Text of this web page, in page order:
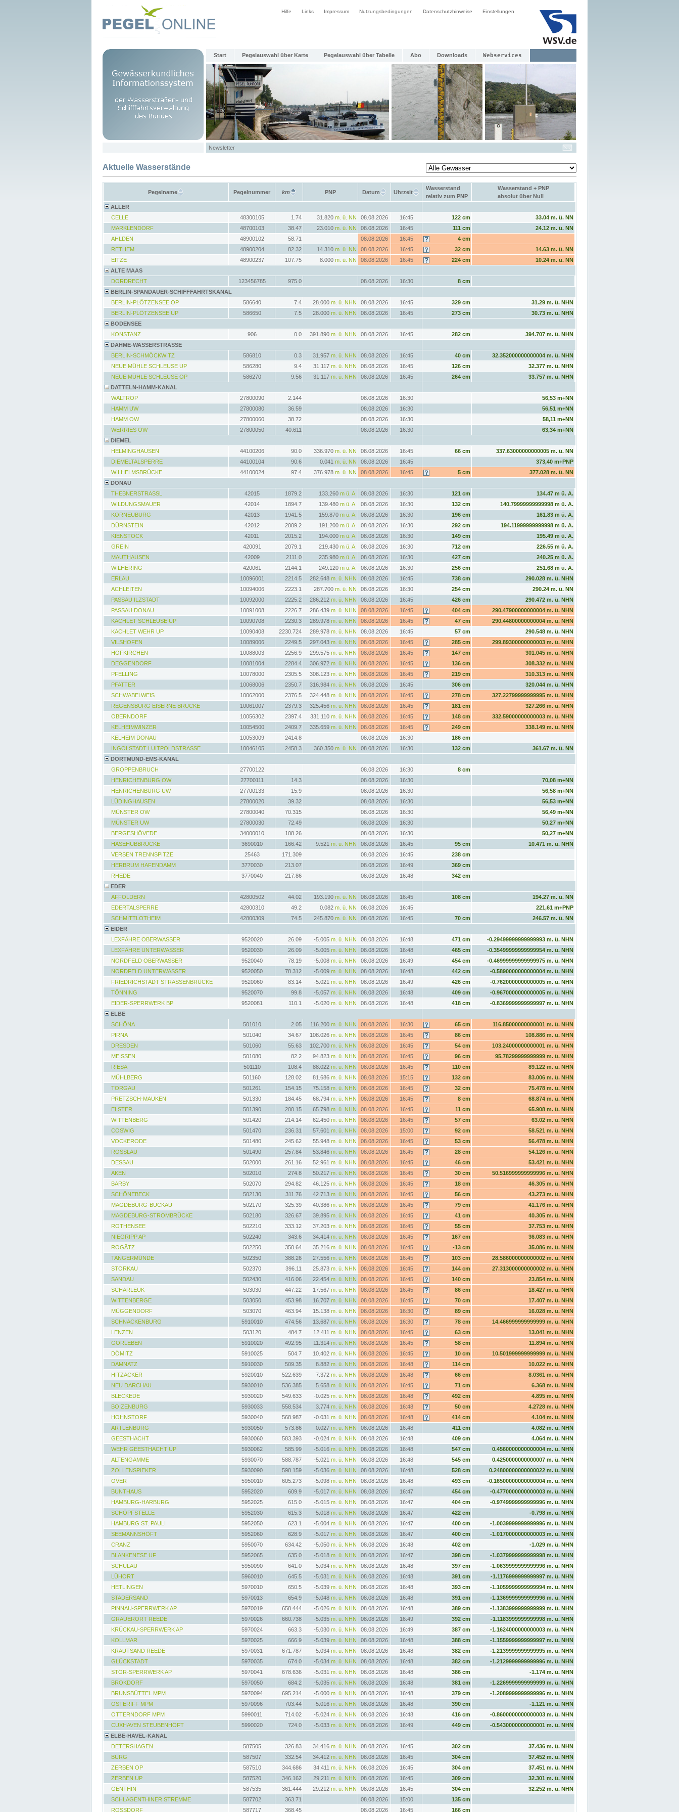
Hilfe Links Impressum Nutzungsbedingungen Datenschutzhinweise Einstellungen
Start Pegelauswahl über Karte Pegelauswahl über Tabelle Abo Downloads Webservices
Newsletter
Aktuelle Wasserstände
Pegelname Pegelnummer km PNP Datum Uhrzeit
Wasserstand
relativ zum PNP
Wasserstand + PNP
absolut über Null
ALLER
CELLE
48300105 1.74 31.820 m. ü. NN 08.08.2026 16:45 122 cm
33.04 m. ü. NN
MARKLENDORF
48700103 38.47 23.010 m. ü. NN 08.08.2026 16:45 111 cm
24.12 m. ü. NN
AHLDEN
48900102 58.71 08.08.2026 16:45
4 cm
RETHEM
48900204 82.32 14.310 m. ü. NN 08.08.2026 16:45 32 cm
14.63 m. ü. NN
EITZE
48900237 107.75 8.000 m. ü. NN 08.08.2026 16:45 224 cm
10.24 m. ü. NN
ALTE MAAS
DORDRECHT
123456785 975.0 08.08.2026 16:30
8 cm
BERLIN-SPANDAUER-SCHIFFFAHRTSKANAL
BERLIN-PLÖTZENSEE OP
586640 7.4 28.000 m. ü. NHN 08.08.2026 16:45 329 cm
31.29 m. ü. NHN
BERLIN-PLÖTZENSEE UP
586650 7.5 28.000 m. ü. NHN 08.08.2026 16:45 273 cm
30.73 m. ü. NHN
BODENSEE
KONSTANZ
906 0.0 391.890 m. ü. NHN 08.08.2026 16:45 282 cm
394.707 m. ü. NHN
DAHME-WASSERSTRASSE
BERLIN-SCHMÖCKWITZ
586810 0.3 31.957 m. ü. NHN 08.08.2026 16:45 40 cm
32.352000000000004 m. ü. NHN
NEUE MÜHLE SCHLEUSE UP
586280 9.4 31.117 m. ü. NHN 08.08.2026 16:45 126 cm
32.377 m. ü. NHN
NEUE MÜHLE SCHLEUSE OP
586270 9.56 31.117 m. ü. NHN 08.08.2026 16:45 264 cm
33.757 m. ü. NHN
DATTELN-HAMM-KANAL
WALTROP
27800090 2.144 08.08.2026 16:30
56,53 m+NN
HAMM UW
27800080 36.59 08.08.2026 16:30
56,51 m+NN
HAMM OW
27800060 38.72 08.08.2026 16:30
58,11 m+NN
WERRIES OW
27800050 40.611 08.08.2026 16:30
63,34 m+NN
DIEMEL
HELMINGHAUSEN
44100206 90.0 336.970 m. ü. NN 08.08.2026 16:45 66 cm
337.63000000000005 m. ü. NN
DIEMELTALSPERRE
44100104 90.6 0.041 m. ü. NN 08.08.2026 16:45
373,40 m+PNP
WILHELMSBRÜCKE
44100024 97.4 376.978 m. ü. NN 08.08.2026 16:45 5 cm
377.028 m. ü. NN
DONAU
THEBNERSTRASSL
42015 1879.2 133.260 m ü. A. 08.08.2026 16:30 121 cm
134.47 m ü. A.
WILDUNGSMAUER
42014 1894.7 139.480 m ü. A. 08.08.2026 16:30 132 cm
140.79999999999998 m ü. A.
KORNEUBURG
42013 1941.5 159.870 m ü. A. 08.08.2026 16:30 196 cm
161.83 m ü. A.
DÜRNSTEIN
42012 2009.2 191.200 m ü. A. 08.08.2026 16:30 292 cm
194.11999999999998 m ü. A.
KIENSTOCK
42011 2015.2 194.000 m ü. A. 08.08.2026 16:30 149 cm
195.49 m ü. A.
GREIN
420091 2079.1 219.430 m ü. A. 08.08.2026 16:30 712 cm
226.55 m ü. A.
MAUTHAUSEN
42009 2111.0 235.980 m ü. A. 08.08.2026 16:30 427 cm
240.25 m ü. A.
WILHERING
420061 2144.1 249.120 m ü. A. 08.08.2026 16:30 256 cm
251.68 m ü. A.
ERLAU
10096001 2214.5 282.648 m. ü. NHN 08.08.2026 16:45 738 cm
290.028 m. ü. NHN
ACHLEITEN
10094006 2223.1 287.700 m. ü. NN 08.08.2026 16:30 254 cm
290.24 m. ü. NN
PASSAU ILZSTADT
10092000 2225.2 286.212 m. ü. NHN 08.08.2026 16:45 426 cm
290.472 m. ü. NHN
PASSAU DONAU
10091008 2226.7 286.439 m. ü. NHN 08.08.2026 16:45 404 cm
290.47900000000004 m. ü. NHN
KACHLET SCHLEUSE UP
10090708 2230.3 289.978 m. ü. NHN 08.08.2026 16:45 47 cm
290.44800000000004 m. ü. NHN
KACHLET WEHR UP
10090408 2230.724 289.978 m. ü. NHN 08.08.2026 16:45 57 cm
290.548 m. ü. NHN
VILSHOFEN
10089006 2249.5 297.043 m. ü. NHN 08.08.2026 16:45 285 cm
299.89300000000003 m. ü. NHN
HOFKIRCHEN
10088003 2256.9 299.575 m. ü. NHN 08.08.2026 16:45 147 cm
301.045 m. ü. NHN
DEGGENDORF
10081004 2284.4 306.972 m. ü. NHN 08.08.2026 16:45 136 cm
308.332 m. ü. NHN
PFELLING
10078000 2305.5 308.123 m. ü. NHN 08.08.2026 16:45 219 cm
310.313 m. ü. NHN
PFATTER
10068006 2350.7 316.984 m. ü. NHN 08.08.2026 16:45 306 cm
320.044 m. ü. NHN
SCHWABELWEIS
10062000 2376.5 324.448 m. ü. NHN 08.08.2026 16:45 278 cm
327.22799999999995 m. ü. NHN
REGENSBURG EISERNE BRÜCKE
10061007 2379.3 325.456 m. ü. NHN 08.08.2026 16:45 181 cm
327.266 m. ü. NHN
OBERNDORF
10056302 2397.4 331.110 m. ü. NHN 08.08.2026 16:45 148 cm
332.59000000000003 m. ü. NHN
KELHEIMWINZER
10054500 2409.7 335.659 m. ü. NHN 08.08.2026 16:45 249 cm
338.149 m. ü. NHN
KELHEIM DONAU
10053009 2414.8 08.08.2026 16:30
186 cm
INGOLSTADT LUITPOLDSTRASSE
10046105 2458.3 360.350 m. ü. NN 08.08.2026 16:30 132 cm
361.67 m. ü. NN
DORTMUND-EMS-KANAL
GROPPENBRUCH
27700122 08.08.2026 16:30
8 cm
HENRICHENBURG OW
27700111 14.3 08.08.2026 16:30
70,08 m+NN
HENRICHENBURG UW
27700133 15.9 08.08.2026 16:30
56,58 m+NN
LÜDINGHAUSEN
27800020 39.32 08.08.2026 16:30
56,53 m+NN
MÜNSTER OW
27800040 70.315 08.08.2026 16:30
56,49 m+NN
MÜNSTER UW
27800030 72.49 08.08.2026 16:30
50,27 m+NN
BERGESHÖVEDE
34000010 108.26 08.08.2026 16:30
50,27 m+NN
HASEHUBBRÜCKE
3690010 166.42 9.521 m. ü. NHN 08.08.2026 16:45 95 cm
10.471 m. ü. NHN
VERSEN TRENNSPITZE
25463 171.309 08.08.2026 16:45
238 cm
HERBRUM HAFENDAMM
3770030 213.07 08.08.2026 16:49
369 cm
RHEDE
3770040 217.86 08.08.2026 16:48
342 cm
EDER
AFFOLDERN
42800502 44.02 193.190 m. ü. NN 08.08.2026 16:45 108 cm
194.27 m. ü. NN
EDERTALSPERRE
42800310 49.2 0.082 m. ü. NN 08.08.2026 16:45
221,61 m+PNP
SCHMITTLOTHEIM
42800309 74.5 245.870 m. ü. NN 08.08.2026 16:45 70 cm
246.57 m. ü. NN
EIDER
LEXFÄHRE OBERWASSER
9520020 26.09 -5.005 m. ü. NHN 08.08.2026 16:48 471 cm
-0.29499999999999993 m. ü. NHN
LEXFÄHRE UNTERWASSER
9520030 26.09 -5.005 m. ü. NHN 08.08.2026 16:48 465 cm
-0.35499999999999954 m. ü. NHN
NORDFELD OBERWASSER
9520040 78.19 -5.008 m. ü. NHN 08.08.2026 16:49 454 cm
-0.46999999999999975 m. ü. NHN
NORDFELD UNTERWASSER
9520050 78.312 -5.009 m. ü. NHN 08.08.2026 16:48 442 cm
-0.5890000000000004 m. ü. NHN
FRIEDRICHSTADT STRASSENBRÜCKE
9520060 83.14 -5.021 m. ü. NHN 08.08.2026 16:49 426 cm
-0.7620000000000005 m. ü. NHN
TÖNNING
9520070 99.8 -5.057 m. ü. NHN 08.08.2026 16:48 409 cm
-0.9670000000000005 m. ü. NHN
EIDER-SPERRWERK BP
9520081 110.1 -5.020 m. ü. NHN 08.08.2026 16:48 418 cm
-0.8369999999999997 m. ü. NHN
ELBE
SCHÖNA
501010 2.05 116.200 m. ü. NHN 08.08.2026 16:30 65 cm
116.85000000000001 m. ü. NHN
PIRNA
501040 34.67 108.026 m. ü. NHN 08.08.2026 16:45 86 cm
108.886 m. ü. NHN
DRESDEN
501060 55.63 102.700 m. ü. NHN 08.08.2026 16:45 54 cm
103.24000000000001 m. ü. NHN
MEISSEN
501080 82.2 94.823 m. ü. NHN 08.08.2026 16:45 96 cm
95.78299999999999 m. ü. NHN
RIESA
501110 108.4 88.022 m. ü. NHN 08.08.2026 16:45 110 cm
89.122 m. ü. NHN
MÜHLBERG
501160 128.02 81.686 m. ü. NHN 08.08.2026 15:15 132 cm
83.006 m. ü. NHN
TORGAU
501261 154.15 75.158 m. ü. NHN 08.08.2026 16:45 32 cm
75.478 m. ü. NHN
PRETZSCH-MAUKEN
501330 184.45 68.794 m. ü. NHN 08.08.2026 16:45 8 cm
68.874 m. ü. NHN
ELSTER
501390 200.15 65.798 m. ü. NHN 08.08.2026 16:45 11 cm
65.908 m. ü. NHN
WITTENBERG
501420 214.14 62.450 m. ü. NHN 08.08.2026 16:45 57 cm
63.02 m. ü. NHN
COSWIG
501470 236.31 57.601 m. ü. NHN 08.08.2026 15:00 92 cm
58.521 m. ü. NHN
VOCKERODE
501480 245.62 55.948 m. ü. NHN 08.08.2026 16:45 53 cm
56.478 m. ü. NHN
ROSSLAU
501490 257.84 53.846 m. ü. NHN 08.08.2026 16:45 28 cm
54.126 m. ü. NHN
DESSAU
502000 261.16 52.961 m. ü. NHN 08.08.2026 16:45 46 cm
53.421 m. ü. NHN
AKEN
502010 274.8 50.217 m. ü. NHN 08.08.2026 16:45 30 cm
50.516999999999996 m. ü. NHN
BARBY
502070 294.82 46.125 m. ü. NHN 08.08.2026 16:45 18 cm
46.305 m. ü. NHN
SCHÖNEBECK
502130 311.76 42.713 m. ü. NHN 08.08.2026 16:45 56 cm
43.273 m. ü. NHN
MAGDEBURG-BUCKAU
502170 325.39 40.386 m. ü. NHN 08.08.2026 16:45 79 cm
41.176 m. ü. NHN
MAGDEBURG-STROMBRÜCKE
502180 326.67 39.895 m. ü. NHN 08.08.2026 16:45 41 cm
40.305 m. ü. NHN
ROTHENSEE
502210 333.12 37.203 m. ü. NHN 08.08.2026 16:45 55 cm
37.753 m. ü. NHN
NIEGRIPP AP
502240 343.6 34.414 m. ü. NHN 08.08.2026 16:45 167 cm
36.083 m. ü. NHN
ROGÄTZ
502250 350.64 35.216 m. ü. NHN 08.08.2026 16:45 -13 cm
35.086 m. ü. NHN
TANGERMÜNDE
502350 388.26 27.556 m. ü. NHN 08.08.2026 16:45 103 cm
28.586000000000002 m. ü. NHN
STORKAU
502370 396.11 25.873 m. ü. NHN 08.08.2026 16:45 144 cm
27.313000000000002 m. ü. NHN
SANDAU
502430 416.06 22.454 m. ü. NHN 08.08.2026 16:45 140 cm
23.854 m. ü. NHN
SCHARLEUK
503030 447.22 17.567 m. ü. NHN 08.08.2026 16:45 86 cm
18.427 m. ü. NHN
WITTENBERGE
503050 453.98 16.707 m. ü. NHN 08.08.2026 16:45 70 cm
17.407 m. ü. NHN
MÜGGENDORF
503070 463.94 15.138 m. ü. NHN 08.08.2026 16:30 89 cm
16.028 m. ü. NHN
SCHNACKENBURG
5910010 474.56 13.687 m. ü. NHN 08.08.2026 16:30 78 cm
14.466999999999999 m. ü. NHN
LENZEN
503120 484.7 12.411 m. ü. NHN 08.08.2026 16:45 63 cm
13.041 m. ü. NHN
GORLEBEN
5910020 492.95 11.314 m. ü. NHN 08.08.2026 16:45 58 cm
11.894 m. ü. NHN
DÖMITZ
5910025 504.7 10.402 m. ü. NHN 08.08.2026 16:45 10 cm
10.501999999999999 m. ü. NHN
DAMNATZ
5910030 509.35 8.882 m. ü. NHN 08.08.2026 16:48 114 cm
10.022 m. ü. NHN
HITZACKER
5920010 522.639 7.372 m. ü. NHN 08.08.2026 16:48 66 cm
8.0361 m. ü. NHN
NEU DARCHAU
5930010 536.385 5.658 m. ü. NHN 08.08.2026 16:45 71 cm
6.368 m. ü. NHN
BLECKEDE
5930020 549.633 -0.025 m. ü. NHN 08.08.2026 16:48 492 cm
4.895 m. ü. NHN
BOIZENBURG
5930033 558.534 3.774 m. ü. NHN 08.08.2026 16:48 50 cm
4.2728 m. ü. NHN
HOHNSTORF
5930040 568.987 -0.031 m. ü. NHN 08.08.2026 16:48 414 cm
4.104 m. ü. NHN
ARTLENBURG
5930050 573.86 -0.027 m. ü. NHN 08.08.2026 16:48 411 cm
4.082 m. ü. NHN
GEESTHACHT
5930060 583.393 -0.024 m. ü. NHN 08.08.2026 16:48 409 cm
4.064 m. ü. NHN
WEHR GEESTHACHT UP
5930062 585.99 -5.016 m. ü. NHN 08.08.2026 16:48 547 cm
0.4560000000000004 m. ü. NHN
ALTENGAMME
5930070 588.787 -5.021 m. ü. NHN 08.08.2026 16:48 545 cm
0.4250000000000007 m. ü. NHN
ZOLLENSPIEKER
5930090 598.159 -5.036 m. ü. NHN 08.08.2026 16:48 528 cm
0.24800000000000022 m. ü. NHN
OVER
5950010 605.273 -5.098 m. ü. NHN 08.08.2026 16:48 493 cm
-0.16500000000000004 m. ü. NHN
BUNTHAUS
5952020 609.9 -5.017 m. ü. NHN 08.08.2026 16:47 454 cm
-0.4770000000000003 m. ü. NHN
HAMBURG-HARBURG
5952025 615.0 -5.015 m. ü. NHN 08.08.2026 16:47 404 cm
-0.9749999999999996 m. ü. NHN
SCHÖPFSTELLE
5952030 615.3 -5.018 m. ü. NHN 08.08.2026 16:47 422 cm
-0.798 m. ü. NHN
HAMBURG ST. PAULI
5952050 623.1 -5.004 m. ü. NHN 08.08.2026 16:47 400 cm
-1.0039999999999996 m. ü. NHN
SEEMANNSHÖFT
5952060 628.9 -5.017 m. ü. NHN 08.08.2026 16:47 400 cm
-1.0170000000000003 m. ü. NHN
CRANZ
5950070 634.42 -5.050 m. ü. NHN 08.08.2026 16:48 402 cm
-1.029 m. ü. NHN
BLANKENESE UF
5952065 635.0 -5.018 m. ü. NHN 08.08.2026 16:47 398 cm
-1.0379999999999998 m. ü. NHN
SCHULAU
5950090 641.0 -5.034 m. ü. NHN 08.08.2026 16:48 397 cm
-1.0639999999999996 m. ü. NHN
LÜHORT
5960010 645.5 -5.031 m. ü. NHN 08.08.2026 16:48 391 cm
-1.1176999999999997 m. ü. NHN
HETLINGEN
5970010 650.5 -5.039 m. ü. NHN 08.08.2026 16:48 393 cm
-1.1059999999999994 m. ü. NHN
STADERSAND
5970013 654.9 -5.048 m. ü. NHN 08.08.2026 16:48 391 cm
-1.1369999999999996 m. ü. NHN
PINNAU-SPERRWERK AP
5970019 658.444 -5.026 m. ü. NHN 08.08.2026 16:48 389 cm
-1.1383999999999999 m. ü. NHN
GRAUERORT REEDE
5970026 660.738 -5.035 m. ü. NHN 08.08.2026 16:49 392 cm
-1.1183999999999998 m. ü. NHN
KRÜCKAU-SPERRWERK AP
5970024 663.3 -5.030 m. ü. NHN 08.08.2026 16:49 387 cm
-1.1624000000000003 m. ü. NHN
KOLLMAR
5970025 666.9 -5.039 m. ü. NHN 08.08.2026 16:48 388 cm
-1.1559999999999997 m. ü. NHN
KRAUTSAND REEDE
5970031 671.787 -5.034 m. ü. NHN 08.08.2026 16:48 382 cm
-1.2139999999999995 m. ü. NHN
GLÜCKSTADT
5970035 674.0 -5.034 m. ü. NHN 08.08.2026 16:48 382 cm
-1.2129999999999996 m. ü. NHN
STÖR-SPERRWERK AP
5970041 678.636 -5.031 m. ü. NHN 08.08.2026 16:48 386 cm
-1.174 m. ü. NHN
BROKDORF
5970050 684.2 -5.035 m. ü. NHN 08.08.2026 16:48 381 cm
-1.2269999999999999 m. ü. NHN
BRUNSBÜTTEL MPM
5970094 695.214 -5.000 m. ü. NHN 08.08.2026 16:48 379 cm
-1.2089999999999996 m. ü. NHN
OSTERIFF MPM
5970096 703.44 -5.016 m. ü. NHN 08.08.2026 16:48 390 cm
-1.121 m. ü. NHN
OTTERNDORF MPM
5990011 714.02 -5.024 m. ü. NHN 08.08.2026 16:48 416 cm
-0.8600000000000003 m. ü. NHN
CUXHAVEN STEUBENHÖFT
5990020 724.0 -5.033 m. ü. NHN 08.08.2026 16:49 449 cm
-0.5430000000000001 m. ü. NHN
ELBE-HAVEL-KANAL
DETERSHAGEN
587505 326.83 34.416 m. ü. NHN 08.08.2026 16:45 302 cm
37.436 m. ü. NHN
BURG
587507 332.54 34.412 m. ü. NHN 08.08.2026 16:45 304 cm
37.452 m. ü. NHN
ZERBEN OP
587510 344.686 34.411 m. ü. NHN 08.08.2026 16:45 304 cm
37.451 m. ü. NHN
ZERBEN UP
587520 346.162 29.211 m. ü. NHN 08.08.2026 16:45 309 cm
32.301 m. ü. NHN
GENTHIN
587535 361.444 29.212 m. ü. NHN 08.08.2026 16:45 304 cm
32.252 m. ü. NHN
SCHLAGENTHINER STREMME
587702 363.71 08.08.2026 15:00
135 cm
ROSSDORF
587717 368.45 08.08.2026 16:45 166 cm